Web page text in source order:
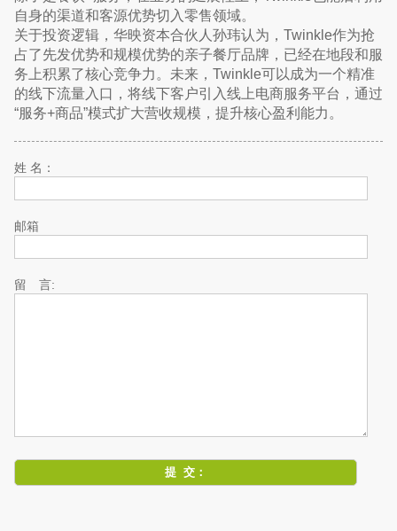
自身的渠道和客源优势切入零售领域。
关于投资逻辑，华映资本合伙人孙玮认为，Twinkle作为抢
占了先发优势和规模优势的亲子餐厅品牌，已经在地段和服
务上积累了核心竞争力。未来，Twinkle可以成为一个精准
的线下流量入口，将线下客户引入线上电商服务平台，通过
“服务+商品”模式扩大营收规模，提升核心盈利能力。
姓 名：
邮箱
留 言: